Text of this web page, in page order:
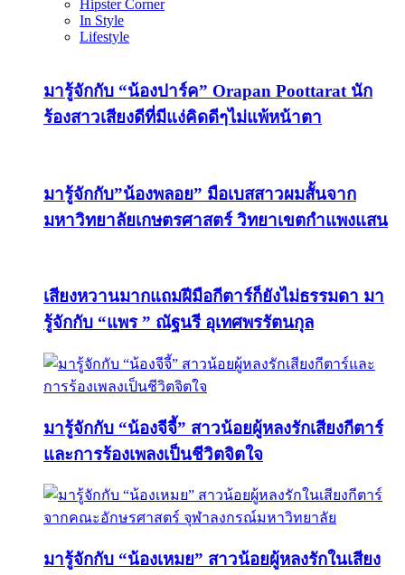
Hipster Corner
In Style
Lifestyle
มารู้จักกับ “น้องปาร์ค” Orapan Poottarat นัก
ร้องสาวเสียงดีที่มีแง่คิดดีๆไม่แพ้หน้าตา
มารู้จักกับ”น้องพลอย” มือเบสสาวผมสั้นจาก
มหาวิทยาลัยเกษตรศาสตร์ วิทยาเขตกำแพงแสน
เสียงหวานมากแถมฝีมือกีตาร์ก็ยังไม่ธรรมดา มา
รู้จักกับ “แพร ” ณัฐนรี อุเทศพรรัตนกุล
มารู้จักกับ “น้องจีจี้” สาวน้อยผู้หลงรักเสียงกีตาร์
และการร้องเพลงเป็นชีวิตจิตใจ
มารู้จักกับ “น้องเหมย” สาวน้อยผู้หลงรักในเสียง